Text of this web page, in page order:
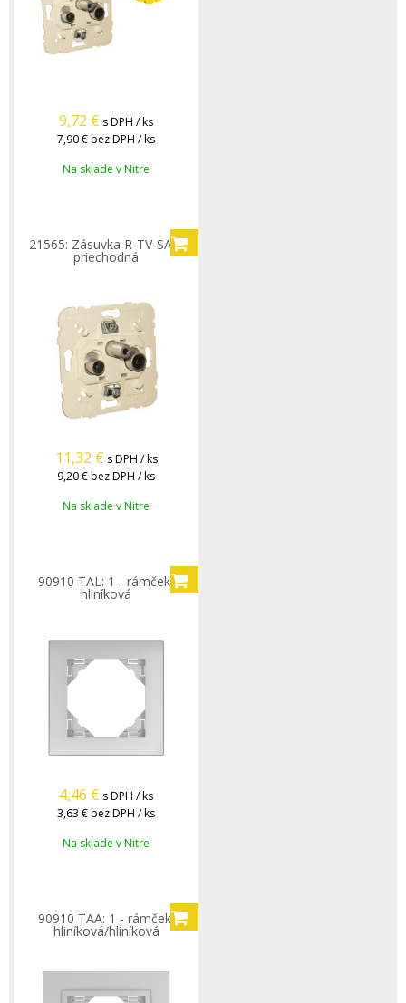
9,72 € s DPH / ks
7,90 €bez DPH / ks
Na sklade v Nitre
21565: Zásuvka R-TV-SAT,
priechodná
11,32 € s DPH / ks
9,20 €bez DPH / ks
Na sklade v Nitre
90910 TAL: 1 - rámček,
hliníková
4,46 € s DPH / ks
3,63 €bez DPH / ks
Na sklade v Nitre
90910 TAA: 1 - rámček,
hliníková/hliníková